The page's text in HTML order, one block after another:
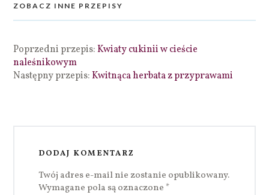
ZOBACZ INNE PRZEPISY
Poprzedni przepis:Kwiaty cukinii w cieście
naleśnikowym
Następny przepis:Kwitnąca herbata z przyprawami
DODAJ KOMENTARZ
Twój adres e-mail nie zostanie opublikowany.
Wymagane pola są oznaczone *